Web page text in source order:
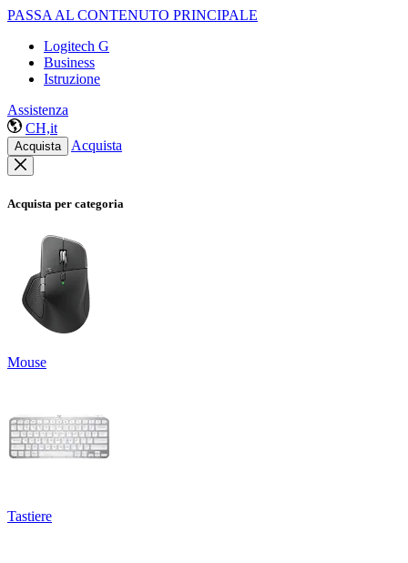
PASSA AL CONTENUTO PRINCIPALE
Logitech G
Business
Istruzione
Assistenza
CH,it
Acquista Acquista
Acquista per categoria
Mouse
Tastiere